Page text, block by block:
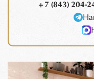
+7 (843) 204-